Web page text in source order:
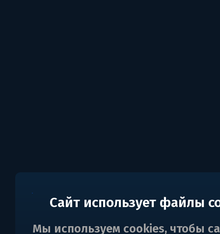
Сайт использует файлы
Мы используем cookies, чтобы